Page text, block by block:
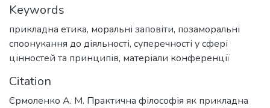
Keywords
прикладна етика, моральні заповіти, позаморальні
споонукання до діяльності, суперечності у сфері
цінностей та принципів, матеріали конференції
Citation
Єрмоленко А. М. Практична філософія як прикладна